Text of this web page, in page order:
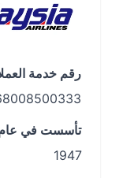
رقم خدمة العملاء
9668008500333+
تأسست في عام: